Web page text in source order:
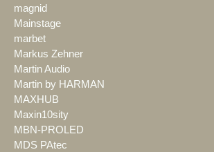
magnid
Mainstage
marbet
Markus Zehner
Martin Audio
Martin by HARMAN
MAXHUB
Maxin10sity
MBN-PROLED
MDS PAtec